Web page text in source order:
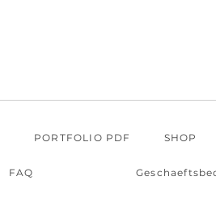
PORTFOLIO PDF SHOP
FAQ